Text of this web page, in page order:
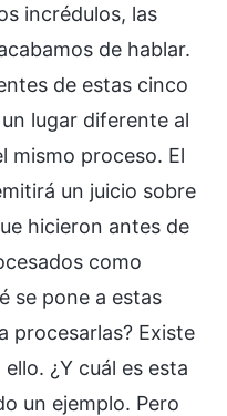
incrédulos, las
de hablar.
de estas cinco
lugar diferente al
mismo proceso. El
un juicio sobre
hicieron antes de
como
se pone a estas
procesarlas? Existe
¿Y cuál es esta
un ejemplo. Pero